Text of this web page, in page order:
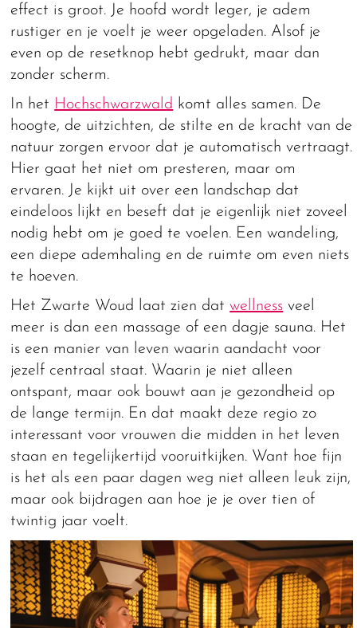
effect is groot. Je hoofd wordt leger, je adem
rustiger en je voelt je weer opgeladen. Alsof je
even op de resetknop hebt gedrukt, maar dan
zonder scherm.
In het Hochschwarzwald komt alles samen. De
hoogte, de uitzichten, de stilte en de kracht van de
natuur zorgen ervoor dat je automatisch vertraagt.
Hier gaat het niet om presteren, maar om
ervaren. Je kijkt uit over een landschap dat
eindeloos lijkt en beseft dat je eigenlijk niet zoveel
nodig hebt om je goed te voelen. Een wandeling,
een diepe ademhaling en de ruimte om even niets
te hoeven.
Het Zwarte Woud laat zien datwellness veel
meer is dan een massage of een dagje sauna. Het
is een manier van leven waarin aandacht voor
jezelf centraal staat. Waarin je niet alleen
ontspant, maar ook bouwt aan je gezondheid op
de lange termijn. En dat maakt deze regio zo
interessant voor vrouwen die midden in het leven
staan en tegelijkertijd vooruitkijken. Want hoe fijn
is het als een paar dagen weg niet alleen leuk zijn,
maar ook bijdragen aan hoe je je over tien of
twintig jaar voelt.